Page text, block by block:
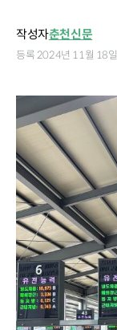
작성자춘천신문
등록 2024년 11월 18일